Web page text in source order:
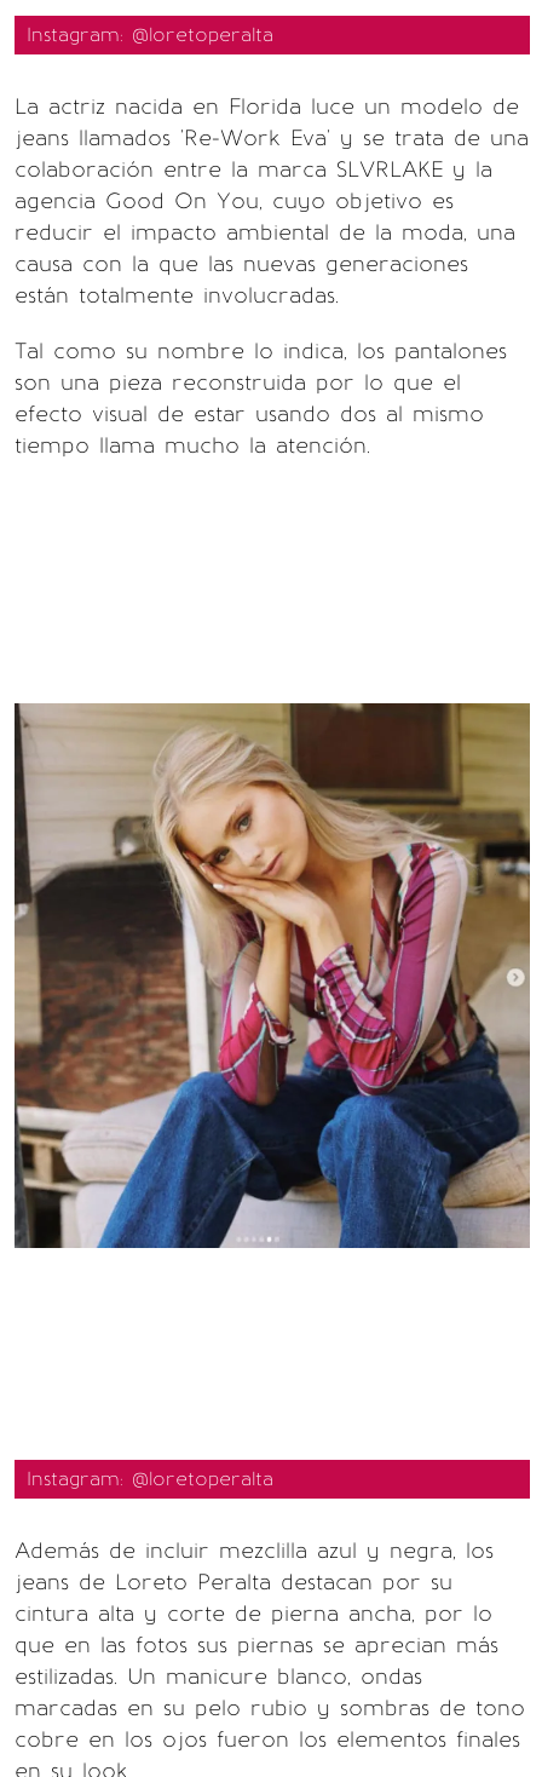
Instagram: @loretoperalta
La actriz nacida en Florida luce un modelo de
jeans llamados 'Re-Work Eva' y se trata de una
colaboración entre la marca SLVRLAKE y la
agencia Good On You, cuyo objetivo es
reducir el impacto ambiental de la moda, una
causa con la que las nuevas generaciones
están totalmente involucradas.
Tal como su nombre lo indica, los pantalones
son una pieza reconstruida por lo que el
efecto visual de estar usando dos al mismo
tiempo llama mucho la atención.
Instagram: @loretoperalta
Además de incluir mezclilla azul y negra, los
jeans de Loreto Peralta destacan por su
cintura alta y corte de pierna ancha, por lo
que en las fotos sus piernas se aprecian más
estilizadas. Un manicure blanco, ondas
marcadas en su pelo rubio y sombras de tono
cobre en los ojos fueron los elementos finales
en su look.